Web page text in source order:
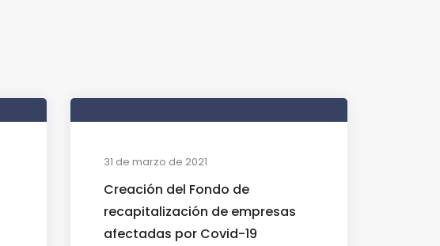
31 de marzo de 2021
Creación del Fondo de
recapitalización de empresas
afectadas por Covid-19